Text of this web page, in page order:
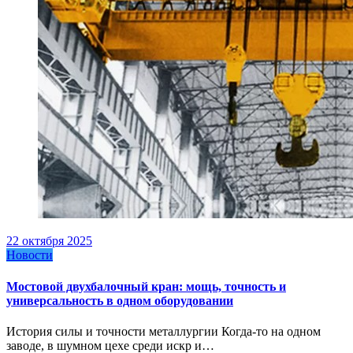
22 октября 2025
Новости
Мостовой двухбалочный кран: мощь, точность и
универсальность в одном оборудовании
История силы и точности металлургии Когда-то на одном
заводе, в шумном цехе среди искр и…